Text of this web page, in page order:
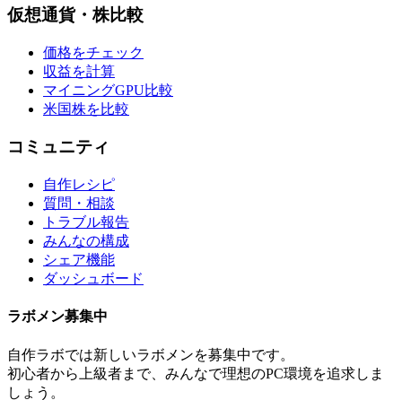
仮想通貨・株比較
価格をチェック
収益を計算
マイニングGPU比較
米国株を比較
コミュニティ
自作レシピ
質問・相談
トラブル報告
みんなの構成
シェア機能
ダッシュボード
ラボメン募集中
自作ラボでは新しいラボメンを募集中です。
初心者から上級者まで、みんなで理想のPC環境を追求しま
しょう。